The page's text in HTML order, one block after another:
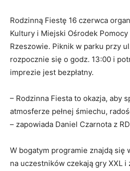
Rodzinną Fiestę 16 czerwca
Kultury i Miejski Ośrodek Pomocy
Rzeszowie. Piknik w parku przy
rozpocznie się o godz. 13:00 i
imprezie jest bezpłatny.
– Rodzinna Fiesta to okazja, aby
atmosferze pełnej śmiechu,
– zapowiada Daniel Czarnota z
W bogatym programie znajdą się
na uczestników czekają gry XXL i